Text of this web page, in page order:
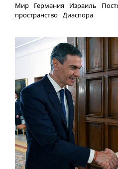
Мир Германия Израиль
пространство Диаспора